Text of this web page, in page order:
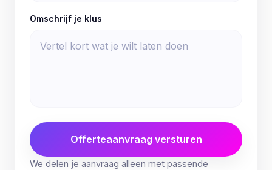
Omschrijf je klus
Offerteaanvraag versturen
We delen je aanvraag alleen met passende